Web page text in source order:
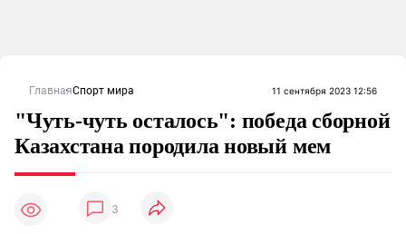
ГлавнаяСпорт мира 11 сентября 2023 12:56
"Чуть-чуть осталось": победа сборной
Казахстана породила новый мем
3